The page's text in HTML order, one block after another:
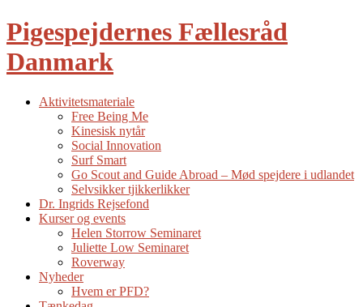
Pigespejdernes Fællesråd
Danmark
Aktivitetsmateriale
Free Being Me
Kinesisk nytår
Social Innovation
Surf Smart
Go Scout and Guide Abroad – Mød spejdere i udlandet
Selvsikker tjikkerlikker
Dr. Ingrids Rejsefond
Kurser og events
Helen Storrow Seminaret
Juliette Low Seminaret
Roverway
Nyheder
Hvem er PFD?